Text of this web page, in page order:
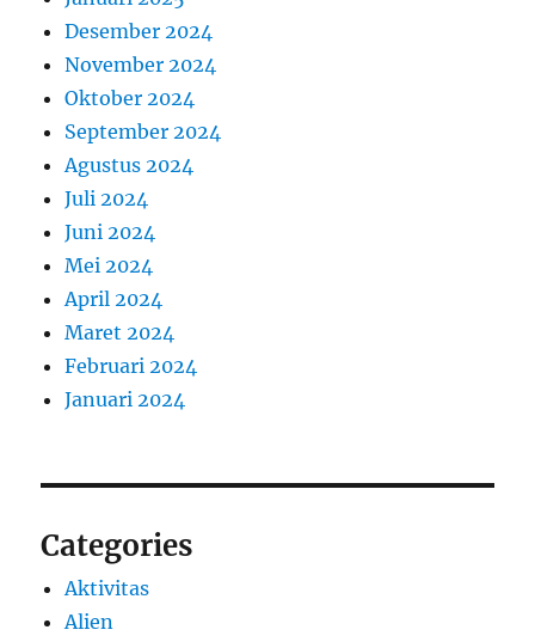
Desember 2024
November 2024
Oktober 2024
September 2024
Agustus 2024
Juli 2024
Juni 2024
Mei 2024
April 2024
Maret 2024
Februari 2024
Januari 2024
Categories
Aktivitas
Alien